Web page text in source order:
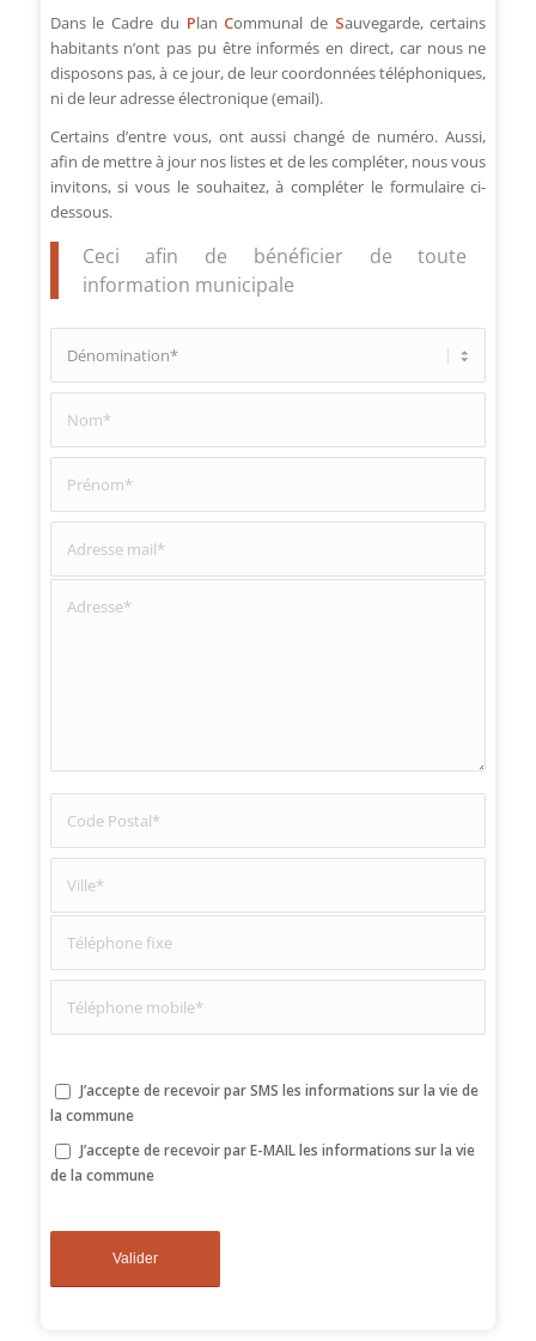
Dans le Cadre du Plan Communal de Sauvegarde, certains
habitants n’ont pas pu être informés en direct, car nous ne
disposons pas, à ce jour, de leur coordonnées téléphoniques,
ni de leur adresse électronique (email).
Certains d’entre vous, ont aussi changé de numéro. Aussi,
afin de mettre à jour nos listes et de les compléter, nous vous
invitons, si vous le souhaitez, à compléter le formulaire ci-
dessous.
Ceci afin de bénéficier de toute
information municipale
J’accepte de recevoir par SMS les informations sur la vie de
la commune
J’accepte de recevoir par E-MAIL les informations sur la vie
de la commune